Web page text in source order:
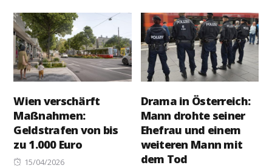
Wien verschärft
Maßnahmen:
Geldstrafen von bis
zu 1.000 Euro
Posted
15/04/2026
Drama in Österreich:
Mann drohte seiner
Ehefrau und einem
weiteren Mann mit
dem Tod